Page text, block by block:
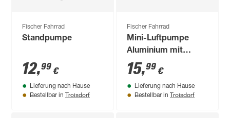
Fischer Fahrrad
Standpumpe
12,99 €
Lieferung nach Hause
Bestellbar in Troisdorf
Fischer Fahrrad
Mini-Luftpumpe
Aluminium mit
Flickbox 28 cm 5,5
bar
15,99 €
Lieferung nach Hause
Bestellbar in Troisdorf